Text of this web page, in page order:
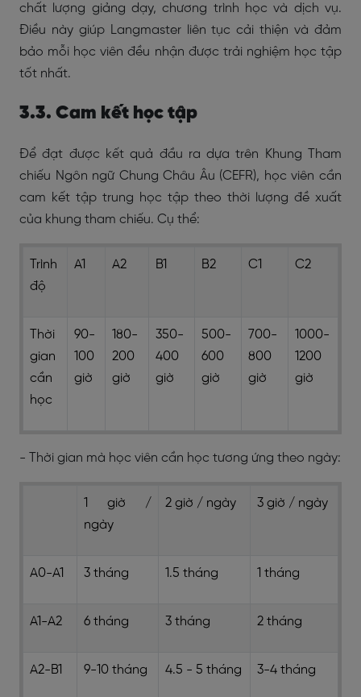
chất lượng giảng dạy, chương trình học và dịch vụ.
Điều này giúp Langmaster liên tục cải thiện và đảm
bảo mỗi học viên đều nhận được trải nghiệm học tập
tốt nhất.
3.3. Cam kết học tập
Để đạt được kết quả đầu ra dựa trên Khung Tham
chiếu Ngôn ngữ Chung Châu Âu (CEFR), học viên cần
cam kết tập trung học tập theo thời lượng đề xuất
của khung tham chiếu. Cụ thể:
Trình
độ
A1 A2 B1 B2 C1 C2
Thời
gian
cần
học
90-
100
giờ
180-
200
giờ
350-
400
giờ
500-
600
giờ
700-
800
giờ
1000-
1200
giờ
- Thời gian mà học viên cần học tương ứng theo ngày:
1 giờ /
ngày
2 giờ / ngày 3 giờ / ngày
A0-A1 3 tháng 1.5 tháng 1 tháng
A1-A2 6 tháng 3 tháng 2 tháng
A2-B1 9-10 tháng 4.5 - 5 tháng 3-4 tháng